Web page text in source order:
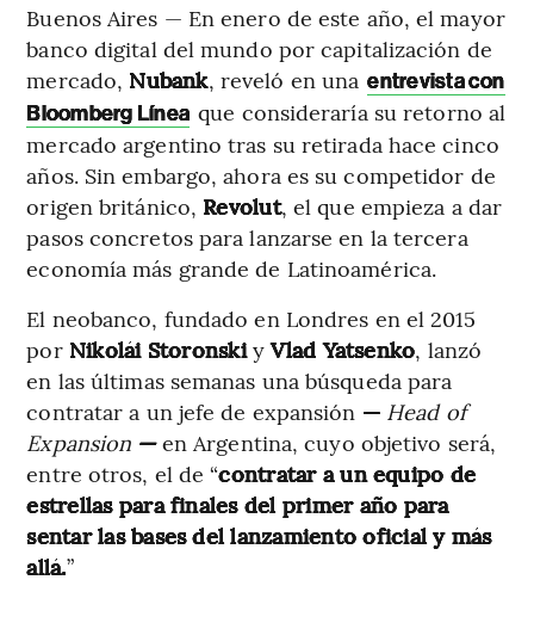
Buenos Aires — En enero de este año, el mayor
banco digital del mundo por capitalización de
mercado, Nubank, reveló en una entrevista con
Bloomberg Línea que consideraría su retorno al
mercado argentino tras su retirada hace cinco
años. Sin embargo, ahora es su competidor de
origen británico, Revolut, el que empieza a dar
pasos concretos para lanzarse en la tercera
economía más grande de Latinoamérica.
El neobanco, fundado en Londres en el 2015
por Nikolái StoronskiyVlad Yatsenko, lanzó
en las últimas semanas una búsqueda para
contratar a un jefe de expansión — Head of
Expansion —en Argentina, cuyo objetivo será,
entre otros, el de “contratar a un equipo de
estrellas para finales del primer año para
sentar las bases del lanzamiento oficial y más
allá.”